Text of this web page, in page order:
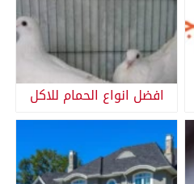
افضل انواع الحمام للاكل